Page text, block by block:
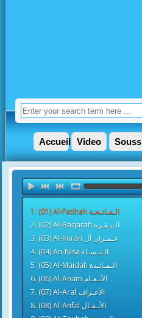
Accueil Video Souss